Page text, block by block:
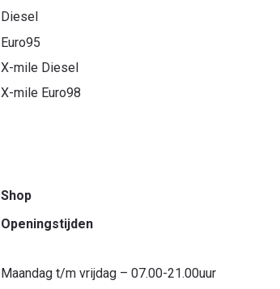
Diesel
Euro95
X-mile Diesel
X-mile Euro98
Shop
Openingstijden
Maandag t/m vrijdag – 07.00-21.00uur